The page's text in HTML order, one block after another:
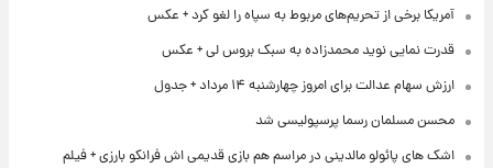
آمریکا برخی از تحریم‌های مربوط به سپاه را لغو کرد + عکس
قدرت نمایی نوید محمدزاده به سبک بروس لی + عکس
ارزش سهام عدالت برای امروز چهارشنبه ۱۴ مرداد + جدول
محسن مسلمان رسما پرسپولیسی شد
اشک های پائولو مالدینی در مراسم هم بازی قدیمی اش فرانکو بارزی + فیلم